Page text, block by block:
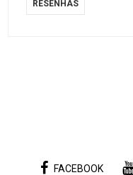
RESENHAS
FACEBOOK